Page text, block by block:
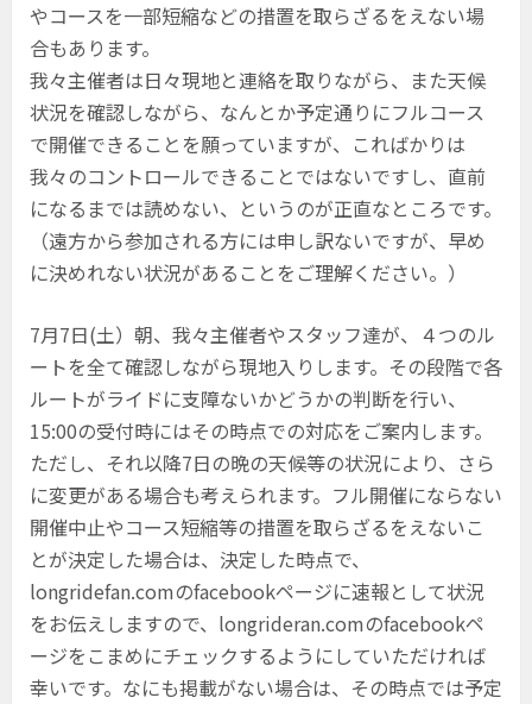
やコースを一部短縮などの措置を取らざるをえない場
合もあります。
我々主催者は日々現地と連絡を取りながら、また天候
状況を確認しながら、なんとか予定通りにフルコース
で開催できることを願っていますが、こればかりは
我々のコントロールできることではないですし、直前
になるまでは読めない、というのが正直なところです。
（遠方から参加される方には申し訳ないですが、早め
に決めれない状況があることをご理解ください。）
7月7日(土）朝、我々主催者やスタッフ達が、４つのル
ートを全て確認しながら現地入りします。その段階で各
ルートがライドに支障ないかどうかの判断を行い、
15:00の受付時にはその時点での対応をご案内します。
ただし、それ以降7日の晩の天候等の状況により、さら
に変更がある場合も考えられます。フル開催にならない
開催中止やコース短縮等の措置を取らざるをえないこ
とが決定した場合は、決定した時点で、
longridefan.comのfacebookページに速報として状況
をお伝えしますので、longrideran.comのfacebookペ
ージをこまめにチェックするようにしていただければ
幸いです。なにも掲載がない場合は、その時点では予定